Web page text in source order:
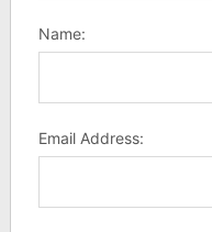
Name:
Email Address: